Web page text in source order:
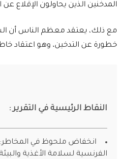
المدخنين الذين يحاولون الإقلاع عن
مع ذلك، يعتقد معظم الناس أن
خطورة عن التدخين، وهو اعتقاد
النقاط الرئيسية في التقرير :
انخفاض ملحوظ في المخاطر:
الفرنسية لسلامة الأغذية